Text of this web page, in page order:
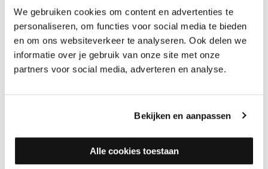
We gebruiken cookies om content en advertenties te
personaliseren, om functies voor social media te bieden
en om ons websiteverkeer te analyseren. Ook delen we
informatie over je gebruik van onze site met onze
partners voor social media, adverteren en analyse.
Bekijken en aanpassen
Alle cookies toestaan
OP ZOEK NAAR EEN ANDERE KLEUR?
Naast deze hoeklijn profielen zijn er ook hoeklijnprofielen met
verkrijgbaar in 175 kleuren. Benieuwd naar de kleuren? Bekijk
dan een overzicht van de kleuren in onzeKleuren pdf. Ook is het
sample van álle 175 foliekleuren om thuis de juiste kleur uit te
kleurenwaaiersvindt u hier.